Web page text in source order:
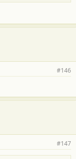
#146
#147